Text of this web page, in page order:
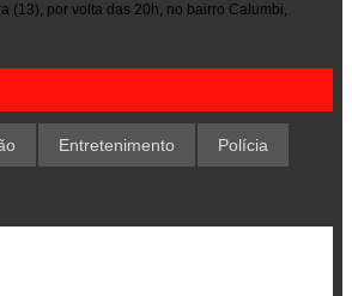
(13), por volta das 20h, no bairro Calumbi,
Entretenimento Polícia